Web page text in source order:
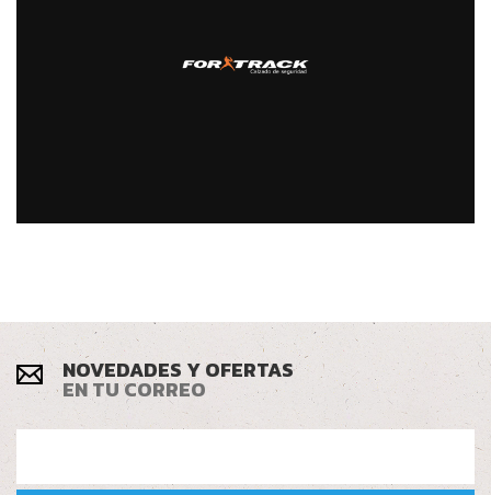
NOVEDADES Y OFERTAS
EN TU CORREO